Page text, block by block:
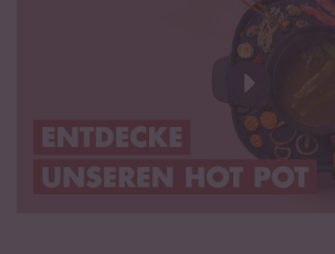
Bedienungsanleitung als PDF herunterladen